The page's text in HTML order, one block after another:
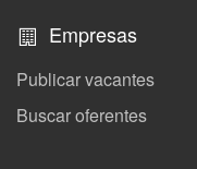
Empresas
Publicar vacantes
Buscar oferentes